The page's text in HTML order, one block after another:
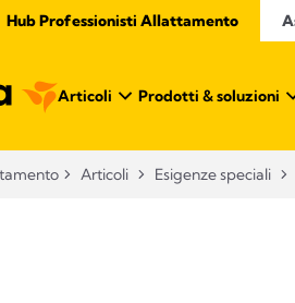
Hub Professionisti Allattamento​
Articoli​ Prodotti & soluzioni
Articoli​ Esigenze speciali